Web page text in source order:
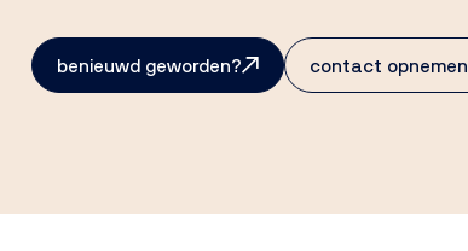
benieuwd geworden? contact opnemen